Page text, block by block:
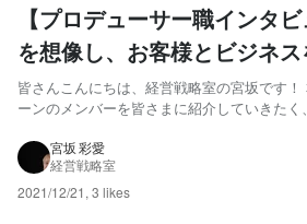
【プロデューサー職インタ
を想像し、お客様とビジネ
係を築いていきたい。』
皆さんこんにちは、経営戦略室の宮坂です
ーンのメンバーを皆さまに紹介していきた
さんです！ お客様や社内メンバーといつも楽
畑さん。お客様とも冗談混じりのやりとりが
宮坂 彩愛
経営戦略室
2021/12/21 , 3 likes